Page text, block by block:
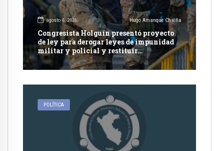
agosto 6, 2026 Hugo Amanque Chaiña
Congresista Holguín presentó proyecto
de ley para derogar leyes de impunidad
militar y policial y restituir
competencia de justicia ordinaria
POLÍTICA